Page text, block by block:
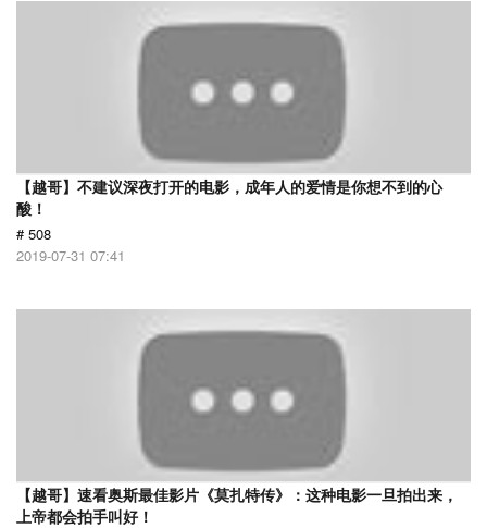
【越哥】不建议深夜打开的电影，成年人的爱情是你想不到的心
酸！
# 508
2019-07-31 07:41
【越哥】速看奥斯最佳影片《莫扎特传》：这种电影一旦拍出来，
上帝都会拍手叫好！